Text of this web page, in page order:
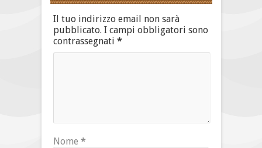
Il tuo indirizzo email non sarà
pubblicato. I campi obbligatori sono
contrassegnati *
Nome *